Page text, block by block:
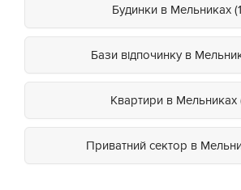
Будинки в Мельниках
Бази відпочинку в
Квартири в Мельниках
Приватний сектор в